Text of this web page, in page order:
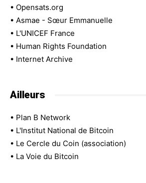
• Opensats.org
• Asmae - Sœur Emmanuelle
• L'UNICEF France
• Human Rights Foundation
• Internet Archive
Ailleurs
• Plan B Network
• L'Institut National de Bitcoin
• Le Cercle du Coin (association)
• La Voie du Bitcoin